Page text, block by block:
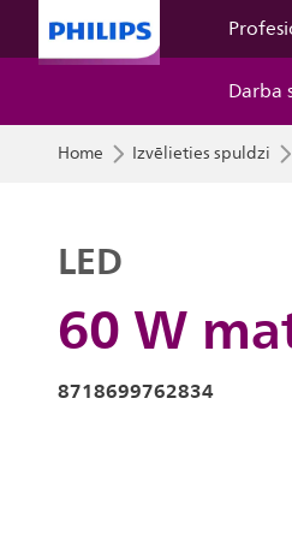
Darba
Home Izvēlieties spuldzi
60 W
LED
8718699762834